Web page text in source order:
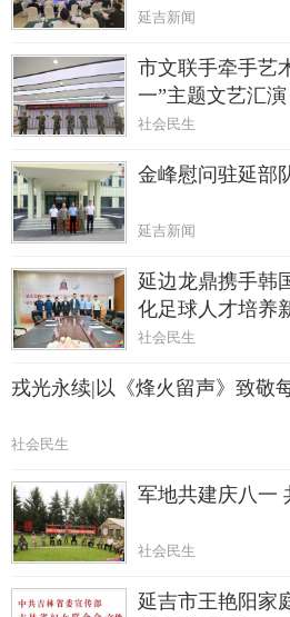
延吉新闻
市文联手牵手艺
一”主题文艺汇演
社会民生
金峰慰问驻延部
延吉新闻
延边龙鼎携手韩
化足球人才培养
社会民生
戎光永续|以《烽火留声》致敬
社会民生
军地共建庆八一
社会民生
延吉市王艳阳家